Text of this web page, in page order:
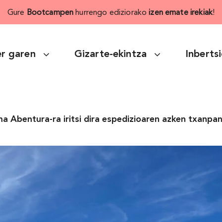
Gure Bootcampen hurrengo ediziorakoizen emate irekiak!
garen Gizarte-ekintza
Abentura-ra iritsi dira espedizioaren azken txanpan